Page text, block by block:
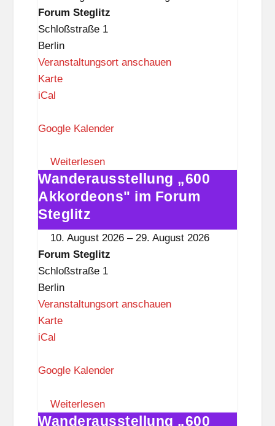
t
z
Steglitz
Forum Steglitz
Schloßstraße 1
Berlin
Veranstaltungsort anschauen
KarteF
u
S
t
e
g
l
i
t
z
iCal
Google Kalender
Weiterlesen
Wanderausstellung
„600
Akkordeons"
im
Forum
Steglitz
Wanderausstellung „600
Akkordeons" im Forum
Steglitz
10. August 2026 –29. August 2026
Forum Steglitz
Schloßstraße 1
Berlin
Veranstaltungsort anschauen
KarteF
u
S
t
iCal
Google Kalender
Weiterlesen
Wanderausstellung
Wanderausstellung „600